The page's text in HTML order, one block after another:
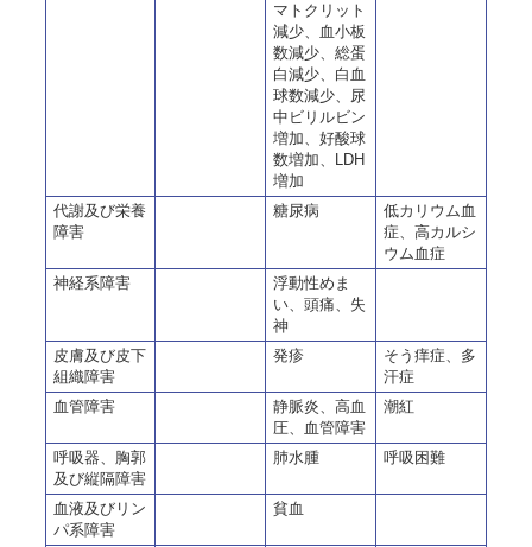
マトクリット
減少、血小板
数減少、総蛋
白減少、白血
球数減少、尿
中ビリルビン
増加、好酸球
数増加、LDH
増加
代謝及び栄養
障害
糖尿病
低カリウム血
症、高カルシ
ウム血症
神経系障害
浮動性めま
い、頭痛、失
神
皮膚及び皮下
組織障害
発疹
そう痒症、多
汗症
血管障害
静脈炎、高血
圧、血管障害
潮紅
呼吸器、胸郭
及び縦隔障害
肺水腫 呼吸困難
血液及びリン
パ系障害
貧血